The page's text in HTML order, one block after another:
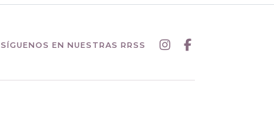
SÍGUENOS EN NUESTRAS RRSS